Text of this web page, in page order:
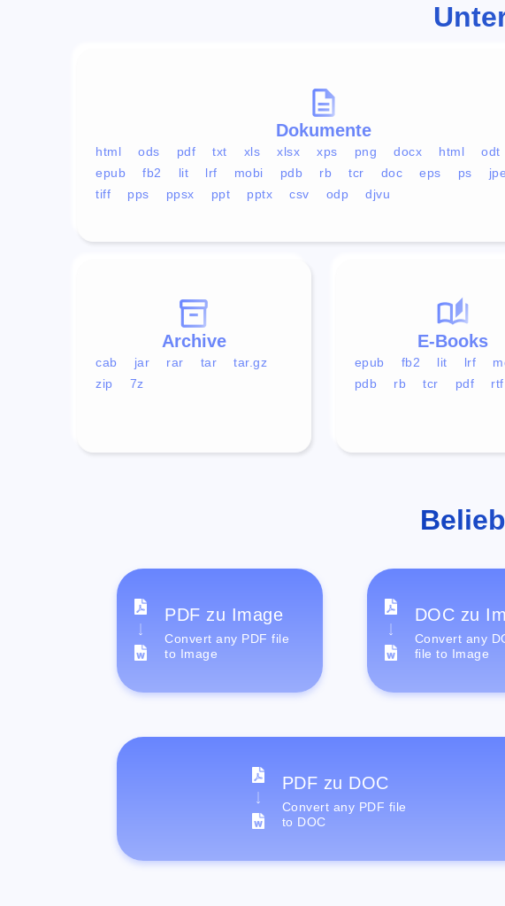
Dokumente
html ods pdf txt xls xlsx xps png docx html odt
epub
fb2 lit lrf mobi pdb rb tcr doc eps ps
tiff
pps ppsx ppt pptx csv odp djvu
E-Books
epub fb2 lit lrf
pdb
rb tcr pdf rtf
Archive
cab jar rar tar
tar.gz
zip
7z
PDF zu Image
Convert any PDF file
to Image
DOC zu
Convert any
file to Image
PDF zu DOC
Convert any PDF file
to DOC